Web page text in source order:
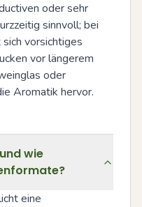
oder sehr
sinnvoll; bei
vorsichtiges
vor längerem
oder
Aromatik hervor.
wie
eine